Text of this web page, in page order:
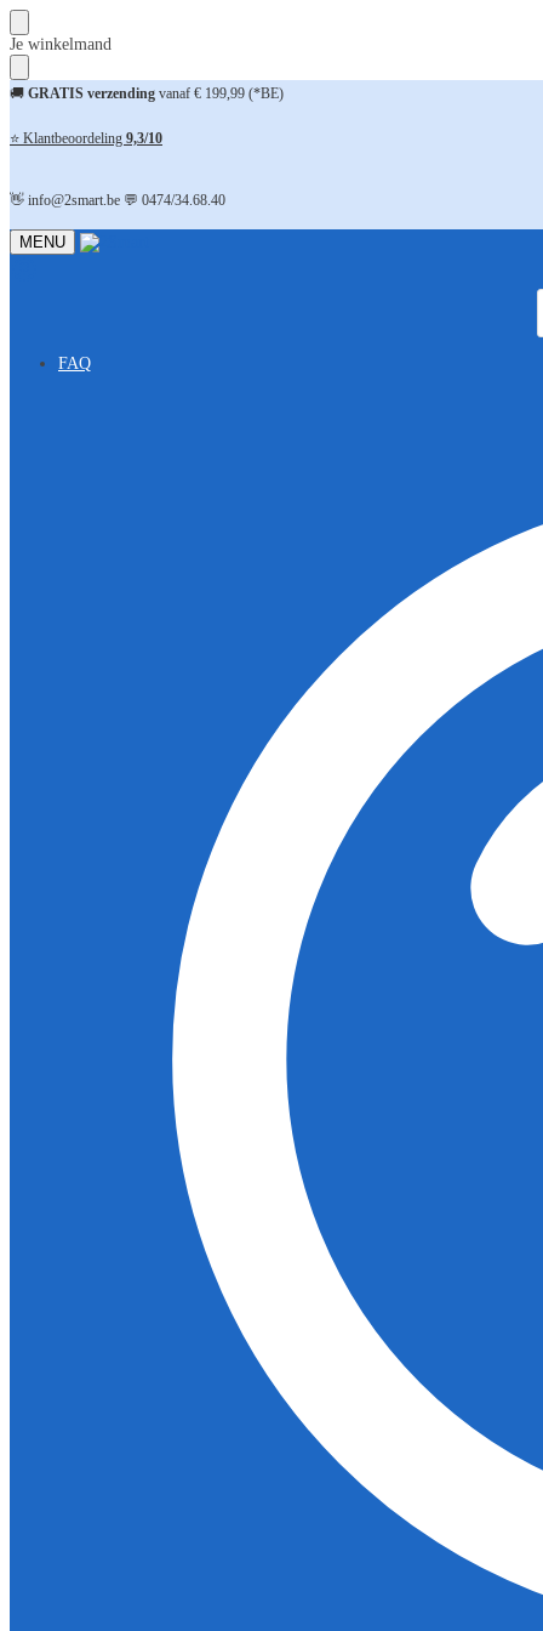
Skip
to
navigation
Skip
to
content
Je winkelmand
🚚 GRATIS verzending vanaf € 199,99 (*BE)
⭐ Klantbeoordeling 9,3/10
👋 info@2smart.be 💬 0474/34.68.40
MENU
FAQ